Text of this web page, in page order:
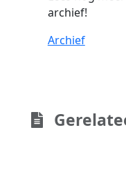
archief!
Archief